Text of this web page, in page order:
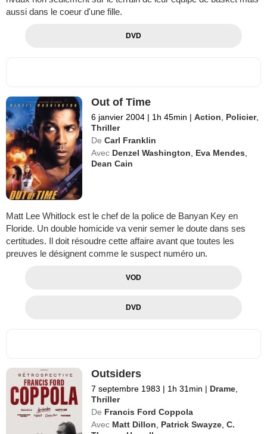
aussi dans le coeur d'une fille.
DVD
Out of Time
6 janvier 2004 | 1h 45min | Action Policier,
Thriller
De Carl Franklin
Avec Denzel Washington Eva Mendes
Dean Cain
Matt Lee Whitlock est le chef de la police de Banyan Key en
Floride. Un double homicide va venir semer le doute dans ses
certitudes. Il doit résoudre cette affaire avant que toutes les
preuves le désignent comme le suspect numéro un.
VOD
DVD
Outsiders
7 septembre 1983 | 1h 31min | Drame
Thriller
De Francis Ford Coppola
Avec Matt Dillon Patrick Swayze ,C.